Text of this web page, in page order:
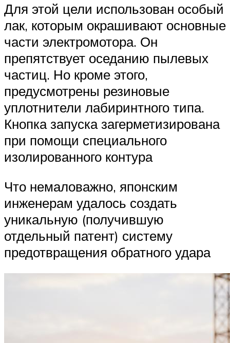
Для этой цели использован особый
лак, которым окрашивают основные
части электромотора. Он
препятствует оседанию пылевых
частиц. Но кроме этого,
предусмотрены резиновые
уплотнители лабиринтного типа.
Кнопка запуска загерметизирована
при помощи специального
изолированного контура
Что немаловажно, японским
инженерам удалось создать
уникальную (получившую
отдельный патент) систему
предотвращения обратного удара